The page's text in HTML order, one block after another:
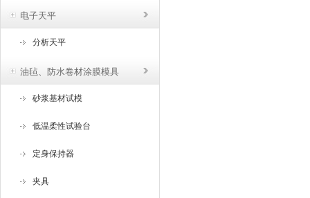
电子天平
分析天平
油毡、防水卷材涂膜模具
砂浆基材试模
低温柔性试验台
定身保持器
夹具